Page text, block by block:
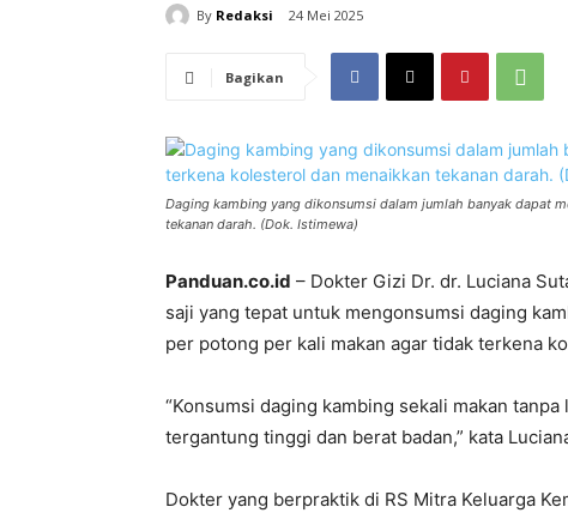
By Redaksi 24 Mei 2025
Bagikan
Daging kambing yang dikonsumsi dalam jumlah banyak dapat
tekanan darah. (Dok. Istimewa)
Panduan.co.id – Dokter Gizi Dr. dr. Luciana
saji yang tepat untuk mengonsumsi daging
per potong per kali makan agar tidak terkena
“Konsumsi daging kambing sekali makan
tergantung tinggi dan berat badan,” kata
Dokter yang berpraktik di RS Mitra Keluarga